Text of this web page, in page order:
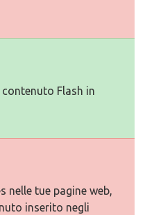
Flash in
nelle tue pagine web,
inserito negli